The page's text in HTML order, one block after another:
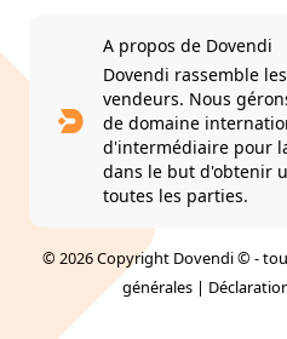
A propos de Dovendi
Dovendi rassemble
vendeurs. Nous
de domaine
d'intermédiaire pour
dans le but d'obtenir
toutes les parties.
© 2026 Copyright Dovendi © -
générales |